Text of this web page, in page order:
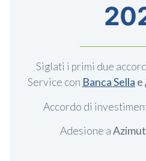
Siglati i primi due
Service con Banca Sella e
Accordo di
Adesione a